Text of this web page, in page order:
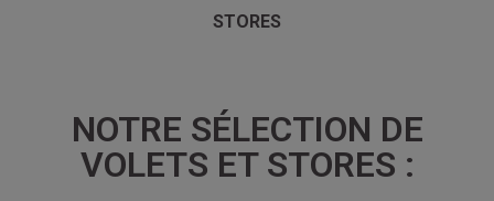
STORES
NOTRE SÉLECTION DE
VOLETS ET STORES :